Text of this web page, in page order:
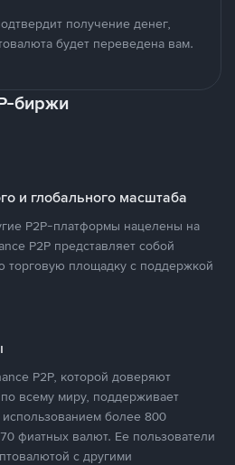
получение денег,
будет переведена вам.
биржи
и глобального масштаба
P2P-платформы нацелены на
P2P представляет собой
торговую площадку с поддержкой
P2P, которой доверяют
всему миру, поддерживает
более 800
фиатных валют. Ее пользователи
с другими